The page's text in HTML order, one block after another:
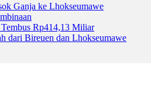
Ganja ke Lhokseumawe
Rp414,13 Miliar
dari Bireuen dan Lhokseumawe